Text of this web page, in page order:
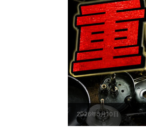
2026年5月10日